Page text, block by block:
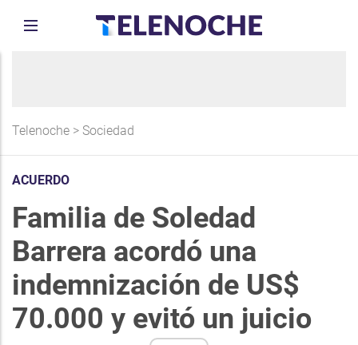
Telenoche > Sociedad
ACUERDO
Familia de Soledad
Barrera acordó una
indemnización de US$
70.000 y evitó un juicio